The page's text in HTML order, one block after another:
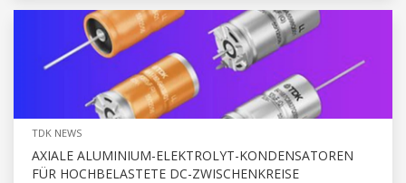
TDK NEWS
AXIALE ALUMINIUM-ELEKTROLYT-KONDENSATOREN
FÜR HOCHBELASTETE DC-ZWISCHENKREISE